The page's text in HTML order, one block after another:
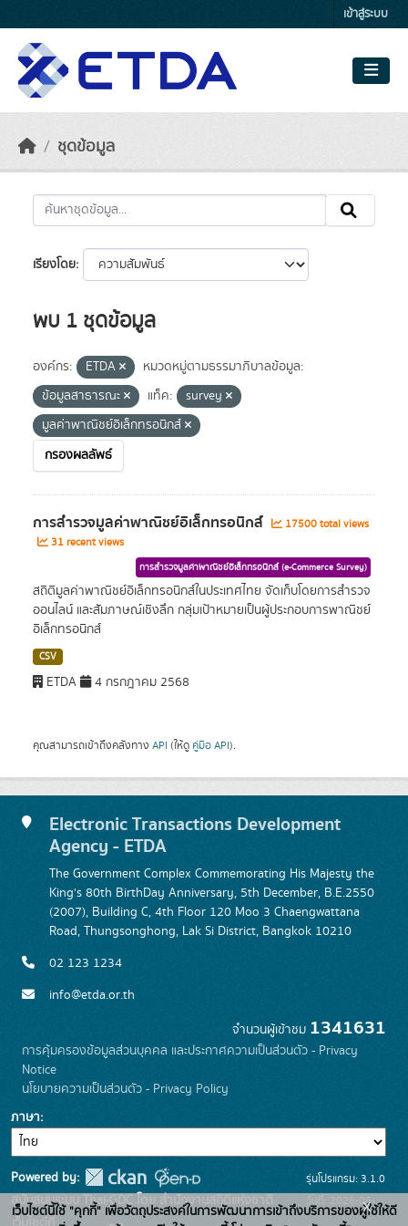
เข้าสู่ระบบ
ชุดข้อมูล
เรียงโดย
พบ 1 ชุดข้อมูล
องค์กร: ETDA
หมวดหมู่ตามธรรมาภิบาลข้อมูล:
ข้อมูลสาธารณะ
แท็ค:
survey
มูลค่าพาณิชย์อิเล็กทรอนิกส์
กรองผลลัพธ์
การสำรวจมูลค่าพาณิชย์อิเล็กทรอนิกส์
17500 total views
31 recent views
การสำรวจมูลค่าพาณิชย์อิเล็กทรอนิกส์ (e-Commerce Survey)
สถิติมูลค่าพาณิชย์อิเล็กทรอนิกส์ในประเทศไทย จัดเก็บโดยการสำรวจ
ออนไลน์ และสัมภาษณ์เชิงลึก กลุ่มเป้าหมายเป็นผู้ประกอบการพาณิชย์
อิเล็กทรอนิกส์
CSV
ETDA 4 กรกฎาคม 2568
คุณสามารถเข้าถึงคลังทาง API (ให้ดู คู่มือ API).
Electronic Transactions Development
Agency - ETDA
The Government Complex Commemorating His Majesty the
King's 80th BirthDay Anniversary, 5th December, B.E.2550
(2007), Building C, 4th Floor 120 Moo 3 Chaengwattana
Road, Thungsonghong, Lak Si District, Bangkok 10210
02 123 1234
info@etda.or.th
จำนวนผู้เข้าชม 1341631
การคุ้มครองข้อมูลส่วนบุคคล และประกาศความเป็นส่วนตัว - Privacy
Notice
นโยบายความเป็นส่วนตัว - Privacy Policy
ภาษา
Powered by:
สนับสนุนระบบ Thai-GDC โดย สำนักงานสถิติแห่งชาติ
รุ่นโปรแกรม: 3.1.0
วันที่: 2026-06-
เว็บไซต์นี้ใช้ "คุกกี้" เพื่อวัตถุประสงค์ในการพัฒนาการเข้าถึงบริการของผู้ใช้ให้ดี
x